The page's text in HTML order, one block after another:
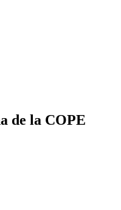
de la COPE